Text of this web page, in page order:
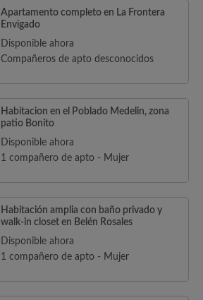
Apartamento completo en La Frontera
Envigado
Disponible ahora
Compañeros de apto desconocidos
Habitacion en el Poblado Medelin, zona
patio Bonito
Disponible ahora
1 compañero de apto - Mujer
Habitación amplia con baño privado y
walk-in closet en Belén Rosales
Disponible ahora
1 compañero de apto - Mujer